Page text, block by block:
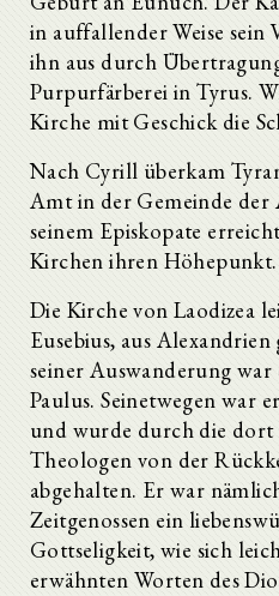
in auffallender Weise sein
ihn aus durch
Purpurfärberei in Tyrus.
Kirche mit Geschick die
Nach Cyrill überkam
Amt in der Gemeinde
seinem Episkopate
Kirchen ihren Höhepunkt.
Die Kirche von Laodizea
Eusebius, aus
seiner Auswanderung
Paulus. Seinetwegen war
und wurde durch die dort
Theologen von der
abgehalten. Er war
Zeitgenossen ein
Gottseligkeit, wie sich
erwähnten Worten des